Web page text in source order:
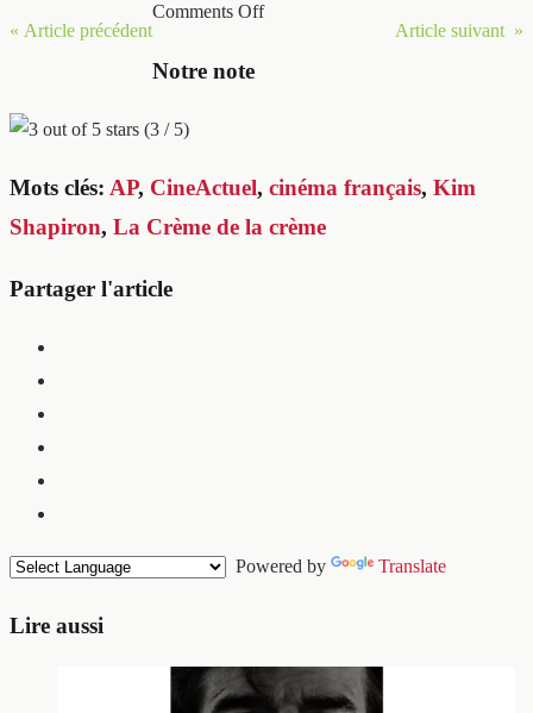
« Article précédent Article suivant »
Comments Off
Notre note
(3 / 5)
Mots clés: AP, CineActuel, cinéma français, Kim
Shapiron, La Crème de la crème
Partager l'article
Powered by Translate
Lire aussi